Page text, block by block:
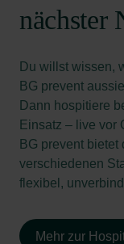
nächster
Du willst wissen,
BG prevent
Dann hospitiere
Einsatz – live vor
BG prevent
verschiedenen
flexibel,
Mehr zur